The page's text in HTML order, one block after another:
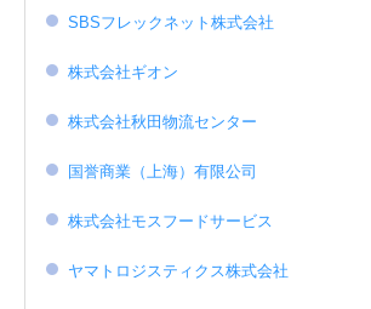
SBSフレックネット株式会社
株式会社ギオン
株式会社秋田物流センター
国誉商業（上海）有限公司
株式会社モスフードサービス
ヤマトロジスティクス株式会社